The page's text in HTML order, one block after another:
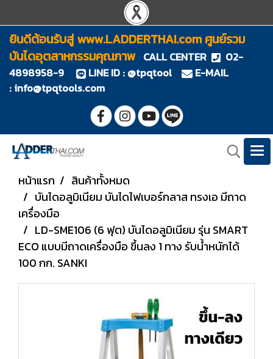
ยินดีต้อนรับสู่ www.LADDERTHAI.com ศูนย์รวม
บันไดอุตสาหกรรมคุณภาพ CALL CENTER
02-
4898958-9
LINE ID : @tpqtool
E-MAIL
:info@tpqtools.com
หน้าแรก
สินค้าทั้งหมด
บันไดอลูมิเนียม บันไดไฟเบอร์กลาส ทรงเอ มีถาด
เครื่องมือ
LD-SME106 (6 ฟุต) บันไดอลูมิเนียม รุ่น SMART
ECO แบบมีถาดเครื่องมือ ขึ้นลง 1 ทาง รับน้ำหนักได้
100 กก. SANKI